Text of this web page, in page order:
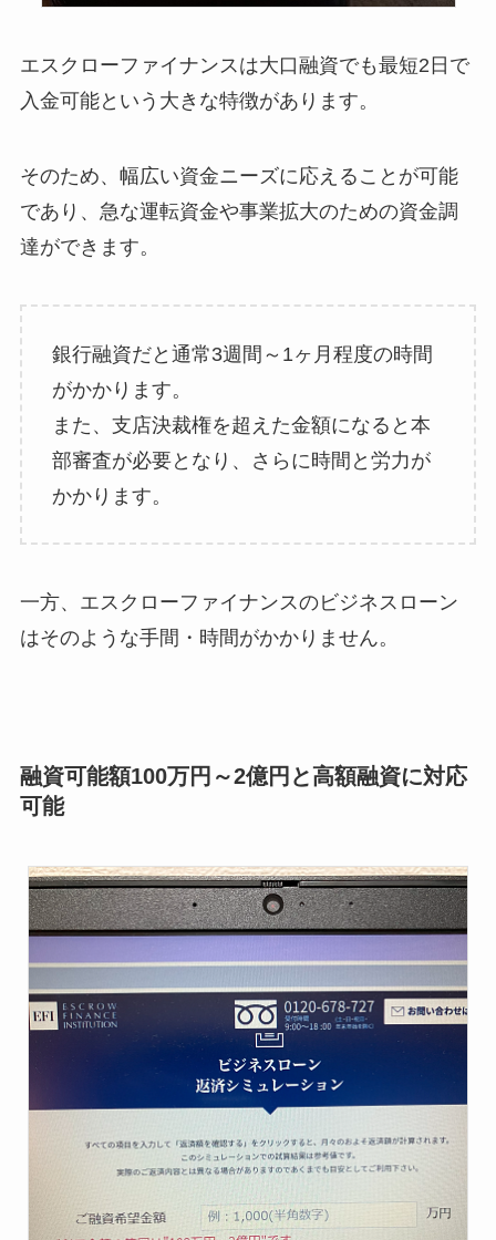
エスクローファイナンスは大口融資でも最短2日で
入金可能という大きな特徴があります。
そのため、幅広い資金ニーズに応えることが可能
であり、急な運転資金や事業拡大のための資金調
達ができます。
銀行融資だと通常3週間～1ヶ月程度の時間
がかかります。
また、支店決裁権を超えた金額になると本
部審査が必要となり、さらに時間と労力が
かかります。
一方、エスクローファイナンスのビジネスローン
はそのような手間・時間がかかりません。
融資可能額100万円～2億円と高額融資に対応
可能